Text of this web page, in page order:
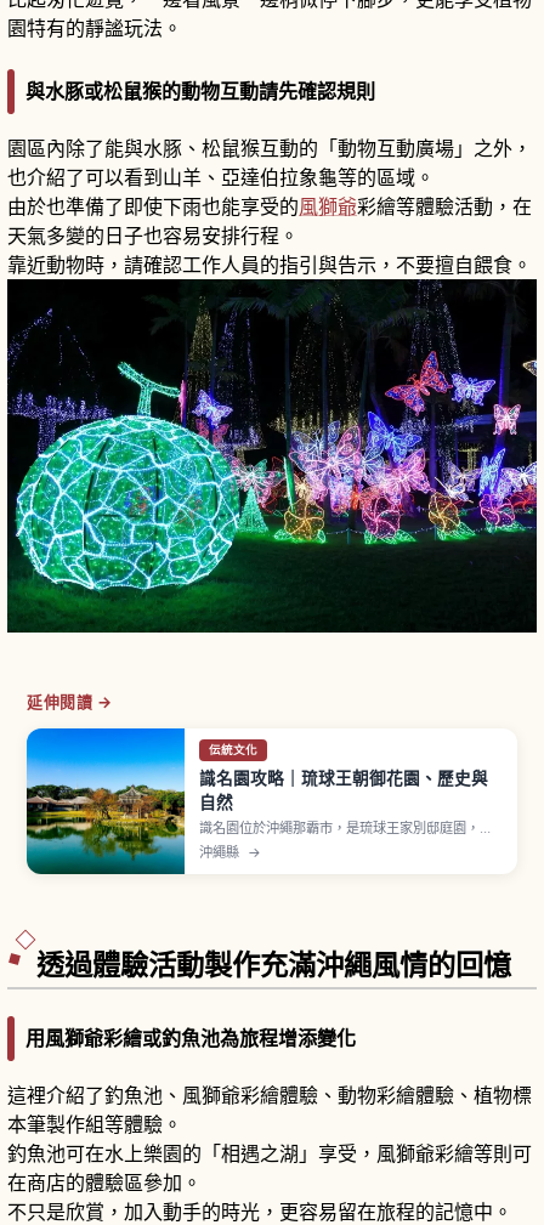
園特有的靜謐玩法。
與水豚或松鼠猴的動物互動請先確認規則
園區內除了能與水豚、松鼠猴互動的「動物互動廣場」之外，
也介紹了可以看到山羊、亞達伯拉象龜等的區域。
由於也準備了即使下雨也能享受的風獅爺彩繪等體驗活動，在
天氣多變的日子也容易安排行程。
靠近動物時，請確認工作人員的指引與告示，不要擅自餵食。
延伸閱讀 →
伝統文化
識名園攻略｜琉球王朝御花園、歷史與
自然
識名園位於沖繩那霸市，是琉球王家別邸庭園，
1799年建造，2000年作為世界遺產「琉球王國的
沖繩縣 →
透過體驗活動製作充滿沖繩風情的回憶
用風獅爺彩繪或釣魚池為旅程增添變化
這裡介紹了釣魚池、風獅爺彩繪體驗、動物彩繪體驗、植物標
本筆製作組等體驗。
釣魚池可在水上樂園的「相遇之湖」享受，風獅爺彩繪等則可
在商店的體驗區參加。
不只是欣賞，加入動手的時光，更容易留在旅程的記憶中。